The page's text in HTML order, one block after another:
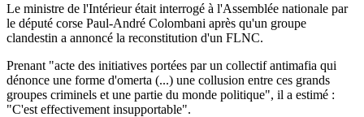
Le ministre de l'Intérieur était interrogé à l'Assemblée nationale par
le député corse Paul-André Colombani après qu'un groupe
clandestin a annoncé la reconstitution d'un FLNC.
Prenant "acte des initiatives portées par un collectif antimafia qui
dénonce une forme d'omerta (...) une collusion entre ces grands
groupes criminels et une partie du monde politique", il a estimé :
"C'est effectivement insupportable".